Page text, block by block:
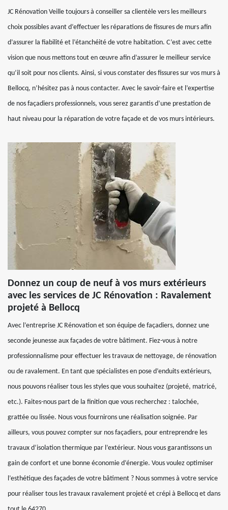
JC Rénovation Veille toujours à conseiller sa clientèle vers les meilleurs
choix possibles avant d’effectuer les réparations de fissures de murs afin
d’assurer la fiabilité et l’étanchéité de votre habitation. C’est avec cette
vision que nous mettons tout en œuvre afin d’assurer le meilleur service
qu’il soit pour nos clients. Ainsi, si vous constater des fissures sur vos murs à
Bellocq, n’hésitez pas à nous contacter. Avec le savoir-faire et l’expertise
de nos façadiers professionnels, vous serez garantis d’une prestation de
haut niveau pour la réparation de votre façade et de vos murs intérieurs.
Donnez un coup de neuf à vos murs extérieurs
avec les services de JC Rénovation : Ravalement
projeté à Bellocq
Avec l’entreprise JC Rénovation et son équipe de façadiers, donnez une
seconde jeunesse aux façades de votre bâtiment. Fiez-vous à notre
professionnalisme pour effectuer les travaux de nettoyage, de rénovation
ou de ravalement. En tant que spécialistes en pose d’enduits extérieurs,
nous pouvons réaliser tous les styles que vous souhaitez (projeté, matricé,
etc.). Faites-nous part de la finition que vous recherchez : talochée,
grattée ou lissée. Nous vous fournirons une réalisation soignée. Par
ailleurs, vous pouvez compter sur nos façadiers, pour entreprendre les
travaux d’isolation thermique par l’extérieur. Nous vous garantissons un
gain de confort et une bonne économie d’énergie. Vous voulez optimiser
l’esthétique des façades de votre bâtiment ? Nous sommes à votre service
pour réaliser tous les travaux ravalement projeté et crépi à Bellocq et dans